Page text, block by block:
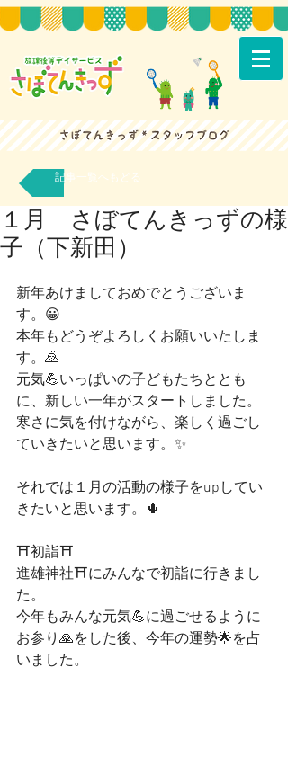
記事一覧へもどる
１月 さぼてんきっずの様
子（下新田）
新年あけましておめでとうございま
す。😀
本年もどうぞよろしくお願いいたしま
す。🙇
元気💪いっぱいの子どもたちととも
に、新しい一年がスタートしました。
寒さに気を付けながら、楽しく過ごし
ていきたいと思います。✨
それでは１月の活動の様子をupしてい
きたいと思います。🌵
⛩️初詣⛩️
進雄神社⛩️にみんなで初詣に行きまし
た。
今年もみんな元気💪に過ごせるように
お参り🙏をした後、今年の運勢🌟を占
いました。